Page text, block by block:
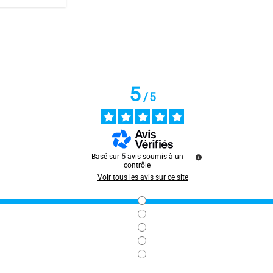
mais il me parait de bonne qualité, c'est ce que je voulais
5/5
Basé sur 5 avis soumis à un
contrôle
Voir tous les avis sur ce site